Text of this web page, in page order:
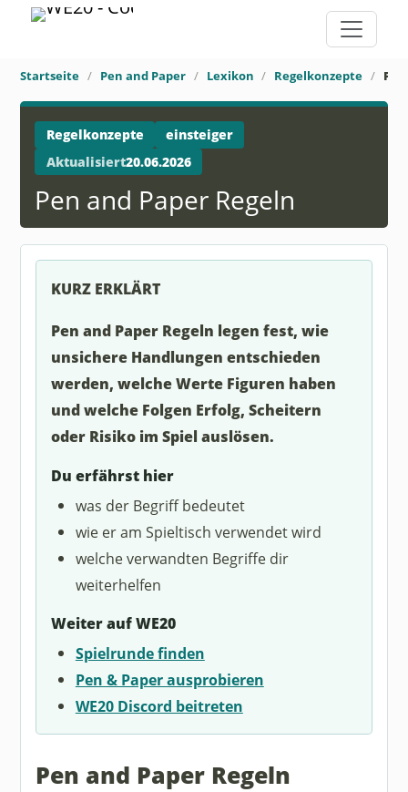
Startseite Pen and Paper Lexikon Regelkonzepte
Regelkonzepte
einsteiger
Aktualisiert20.06.2026
Pen and Paper Regeln
KURZ ERKLÄRT
Pen and Paper Regeln legen fest, wie
unsichere Handlungen entschieden
werden, welche Werte Figuren haben
und welche Folgen Erfolg, Scheitern
oder Risiko im Spiel auslösen.
Du erfährst hier
was der Begriff bedeutet
wie er am Spieltisch verwendet wird
welche verwandten Begriffe dir
weiterhelfen
Weiter auf WE20
Spielrunde finden
Pen & Paper ausprobieren
WE20 Discord beitreten
Pen and Paper Regeln